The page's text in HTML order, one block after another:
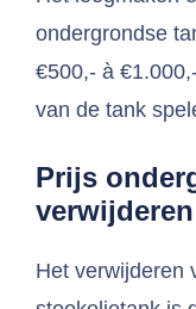
ondergrondse
€500,- à
van de tank
Prijs
verwijderen
Het verwijderen